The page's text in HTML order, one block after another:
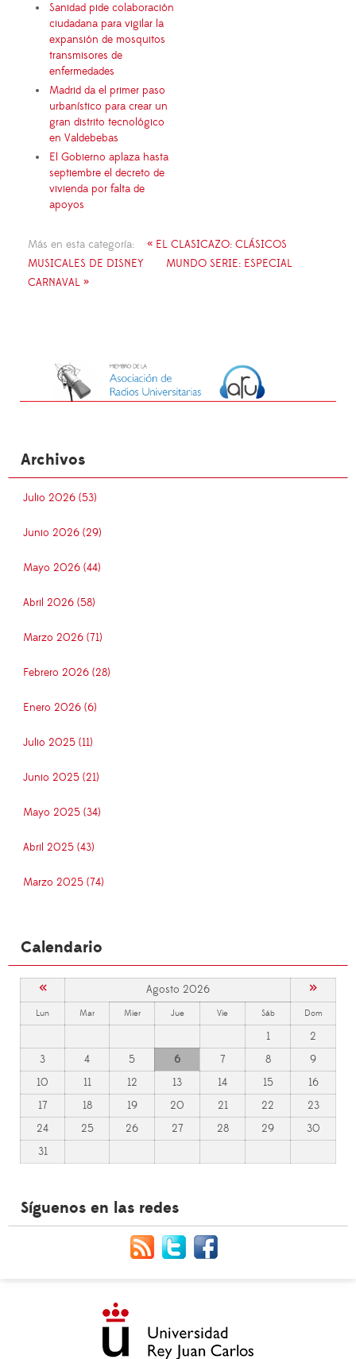
Sanidad pide colaboración
ciudadana para vigilar la
expansión de mosquitos
transmisores de
enfermedades
Madrid da el primer paso
urbanístico para crear un
gran distrito tecnológico
en Valdebebas
El Gobierno aplaza hasta
septiembre el decreto de
vivienda por falta de
apoyos
Más en esta categoría:
« EL CLASICAZO: CLÁSICOS
MUSICALES DE DISNEY
MUNDO SERIE: ESPECIAL
CARNAVAL »
Archivos
Julio 2026 (53)
Junio 2026 (29)
Mayo 2026 (44)
Abril 2026 (58)
Marzo 2026 (71)
Febrero 2026 (28)
Enero 2026 (6)
Julio 2025 (11)
Junio 2025 (21)
Mayo 2025 (34)
Abril 2025 (43)
Marzo 2025 (74)
Calendario
« Agosto 2026 »
Lun Mar Mier Jue Vie Sáb Dom
1
2
3
4 5 6 7 8
9
10
11 12 13 14 15
16
17
18 19 20 21 22
23
24
25 26 27 28 29
30
31
Síguenos en las redes